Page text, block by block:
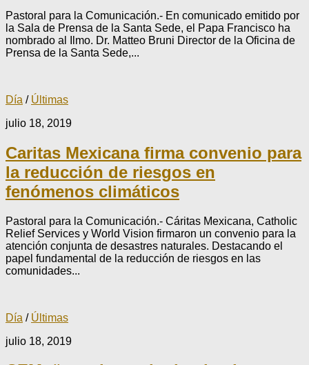
Pastoral para la Comunicación.- En comunicado emitido por
la Sala de Prensa de la Santa Sede, el Papa Francisco ha
nombrado al Ilmo. Dr. Matteo Bruni Director de la Oficina de
Prensa de la Santa Sede,...
Día / Últimas
julio 18, 2019
Caritas Mexicana firma convenio para
la reducción de riesgos en
fenómenos climáticos
Pastoral para la Comunicación.- Cáritas Mexicana, Catholic
Relief Services y World Vision firmaron un convenio para la
atención conjunta de desastres naturales. Destacando el
papel fundamental de la reducción de riesgos en las
comunidades...
Día / Últimas
julio 18, 2019